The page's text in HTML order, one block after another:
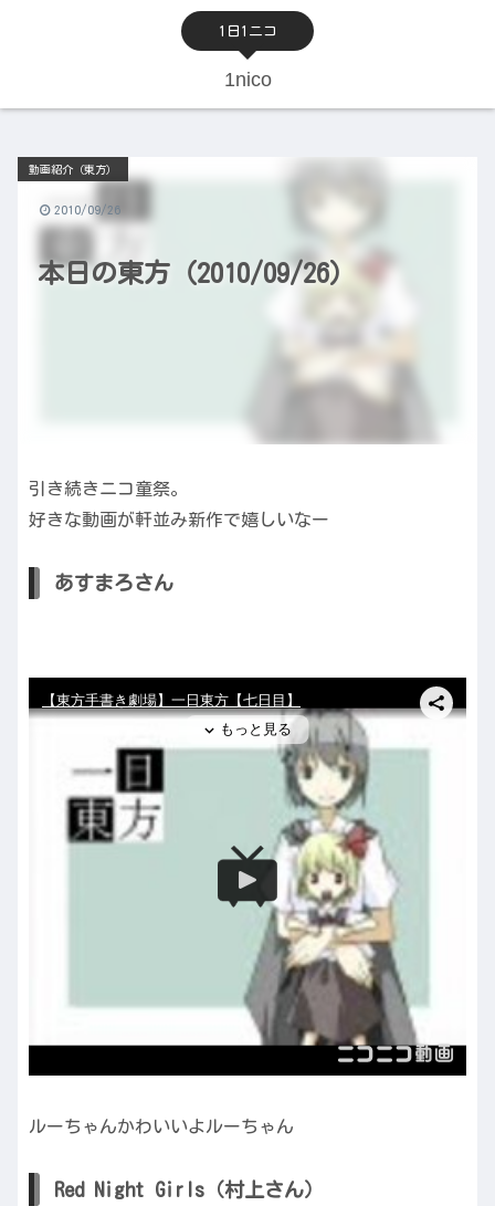
1日1ニコ
1nico
本日の東方（2010/09/26）
動画紹介（東方）
2010/09/26
引き続きニコ童祭。
好きな動画が軒並み新作で嬉しいなー
あすまろさん
ルーちゃんかわいいよルーちゃん
Red Night Girls（村上さん）